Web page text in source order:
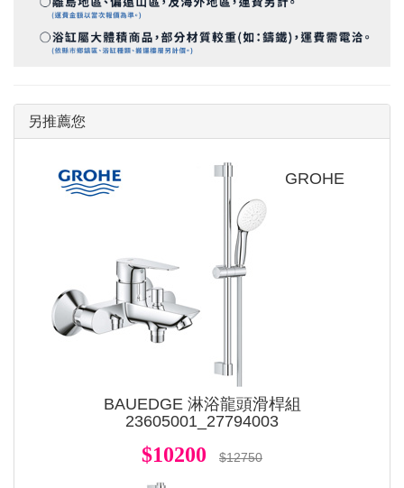
另推薦您
GROHE
BAUEDGE 淋浴龍頭滑桿組
23605001_27794003
$10200 $12750